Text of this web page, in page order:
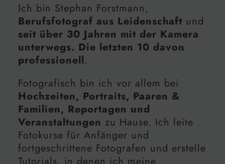
Ich bin Stephan Forstmann,
Berufsfotograf aus Leidenschaft und
seit über 30 Jahren mit der Kamera
unterwegs. Die letzten 10 davon
professionell.
Fotografisch bin ich vor allem bei
Hochzeiten, Portraits, Paaren &
Familien, Reportagen und
Veranstaltungen zu Hause. Ich leite
Fotokurse für Anfänger und
fortgeschrittene Fotografen und erstelle
Tutorials, in denen ich meine